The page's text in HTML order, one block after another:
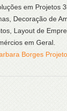
em Projetos
Decoração de
Layout de
em Geral.
Borges